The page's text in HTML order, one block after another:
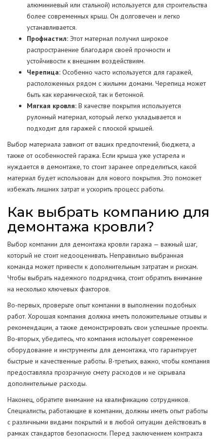
алюминиевый или стальной) используется для строительства
более современных крыш. Он долговечен и легко
устанавливается.
Профнастил: Этот материал получил широкое
распространение благодаря своей прочности и
устойчивости к внешним воздействиям.
Черепица: Особенно часто используется для гаражей,
расположенных рядом с жилыми домами. Черепица может
быть как керамической, так и бетонной.
Мягкая кровля: В качестве покрытия используется
рулонный материал, который легко укладывается и
подходит для гаражей с плоской крышей.
Выбор материала зависит от ваших предпочтений, бюджета, а
также от особенностей гаража. Если крыша уже устарела и
нуждается в демонтаже, то стоит заранее определиться, какой
материал будет использован для нового покрытия. Это поможет
избежать лишних затрат и ускорить процесс работы.
Как выбрать компанию для
демонтажа кровли?
Выбор компании для демонтажа кровли гаража — важный шаг,
который не стоит недооценивать. Неправильно выбранная
команда может привести к дополнительным затратам и рискам.
Чтобы выбрать надежного подрядчика, стоит обратить внимание
на несколько ключевых факторов.
Во-первых, проверьте опыт компании в выполнении подобных
работ. Хорошая компания должна иметь положительные отзывы и
рекомендации, а также демонстрировать свои успешные проекты.
Во-вторых, убедитесь, что компания использует современное
оборудование и инструменты для демонтажа, что гарантирует
быстрые и качественные работы. В-третьих, важно, чтобы компания
предоставляла прозрачную смету расходов и не скрывала
дополнительные расходы.
Наконец, обратите внимание на квалификацию сотрудников.
Специалисты, работающие в компании, должны иметь опыт работы
с различными видами покрытий и в любой ситуации действовать в
рамках стандартов безопасности. Перед заключением контракта